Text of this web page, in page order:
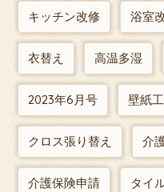
キッチン改修 浴室
衣替え 高温多湿
2023年6月号 壁紙
クロス張り替え 介
介護保険申請 タイ